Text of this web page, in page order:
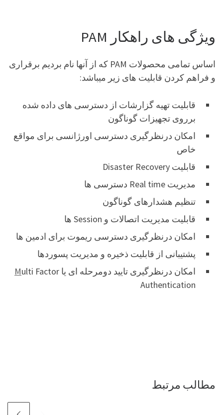
ویژگی های راهکار PAM
اساس تمامی محصولات PAM که از آنها نام بردیم برقراری
و فراهم کردن قابلیت های زیر میباشد:
قابلیت تهیه گزارشات از دسترسی های داده شده
برروی تجهیزات گوناگون
امکان درنظرگیری دسترسی اورژانسی برای مواقع
خاص
قابلیت Disaster Recovery
مدیریت Real time دسترسی ها
تنظیم هشدارهای گوناگون
قابلیت مدیریت اتصالات و Session ها
امکان درنظرگیری دسترسی ریموت برای ادمین ها
پشتیبانی از قابلیت ذخیره و مدیریت پسوردها
امکان درنظرگیری تایید دومرحله ای یا
Multi Factor
Authentication
مطالب مرتبط